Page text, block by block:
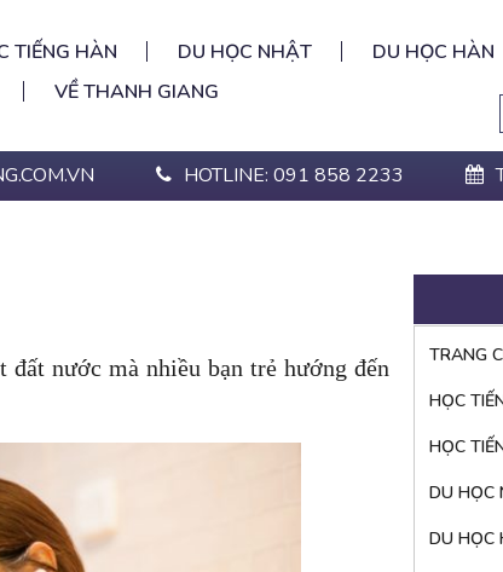
TIẾNG HÀN DU HỌC NHẬT
DU HỌC HÀN
VỀ THANH GIANG
HOTLINE: 091 858 2233
nước mà nhiều bạn trẻ hướng đến
TRANG
HỌC
HỌC
DU HỌC
DU HỌC